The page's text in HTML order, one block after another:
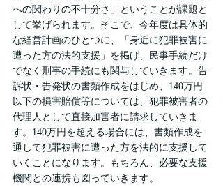
への関わりの不十分さ」ということが課題と
して挙げられます。そこで、今年度は具体的
な経営計画のひとつに、「身近に犯罪被害に
遭った方の法的支援」を掲げ、民事手続だけ
でなく刑事の手続にも関与していきます。告
訴状・告発状の書類作成をはじめ、140万円
以下の損害賠償等については、犯罪被害者の
代理人として直接加害者に請求していきま
す。140万円を超える場合には、書類作成を
通して犯罪被害に遭った方を法的に支援して
いくことになります。もちろん、必要な支援
機関との連携も図っていきます。